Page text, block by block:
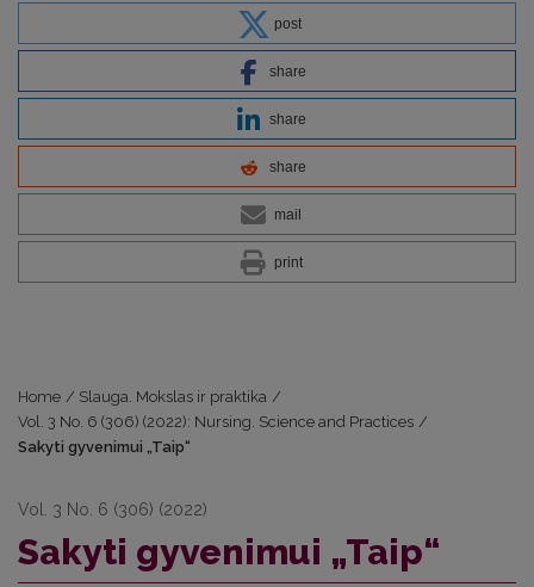
post
share
share
share
mail
print
Home / Slauga. Mokslas ir praktika /
Vol. 3 No. 6 (306) (2022): Nursing. Science and Practices /
Sakyti gyvenimui „Taip“
Vol. 3 No. 6 (306) (2022)
Sakyti gyvenimui „Taip“